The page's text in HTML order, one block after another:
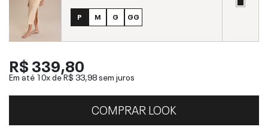
P M G GG
R$ 339,80
Em até 10x deR$ 33,98sem juros
COMPRAR LOOK